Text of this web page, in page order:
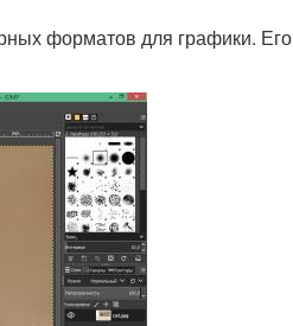
форматов для графики. Его